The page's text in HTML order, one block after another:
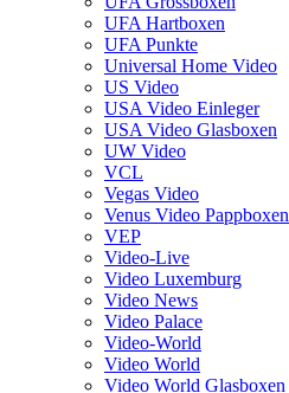
UFA Hartboxen
UFA Punkte
Universal Home Video
US Video
USA Video Einleger
USA Video Glasboxen
UW Video
VCL
Vegas Video
Venus Video Pappboxen
VEP
Video-Live
Video Luxemburg
Video News
Video Palace
Video-World
Video World
Video World Glasboxen